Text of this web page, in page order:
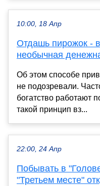
10:00, 18 Апр
Отдашь пирожок -
необычная
Об этом способе
не подозревали.
богатство работают
такой принцип вз...
22:00, 24 Апр
Побывать в
"Третьем месте"